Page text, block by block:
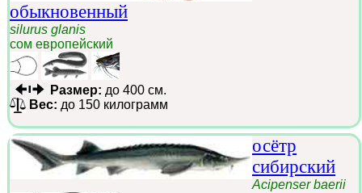
обыкновенный
silurus glanis
сом европейский
Размер: до 400 см.
Вес: до 150 килограмм
осётр
сибирский
Acipenser baerii